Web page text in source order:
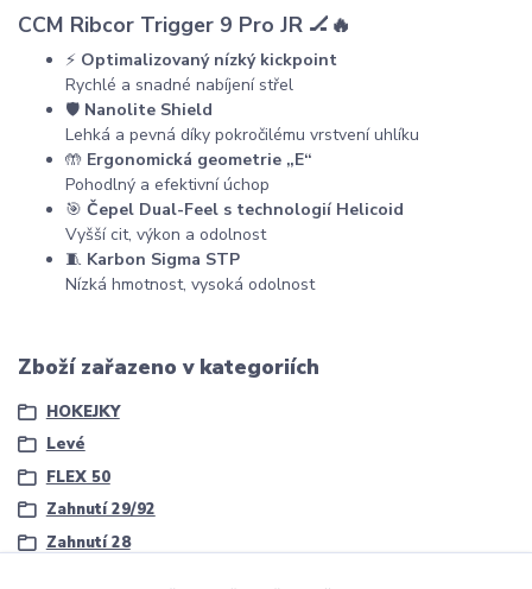
CCM Ribcor Trigger 9 Pro JR 🏒🔥
⚡ Optimalizovaný nízký kickpoint
Rychlé a snadné nabíjení střel
🛡️ Nanolite Shield
Lehká a pevná díky pokročilému vrstvení uhlíku
🤲 Ergonomická geometrie „E“
Pohodlný a efektivní úchop
🎯 Čepel Dual-Feel s technologií Helicoid
Vyšší cit, výkon a odolnost
🧵 Karbon Sigma STP
Nízká hmotnost, vysoká odolnost
Zboží zařazeno v kategoriích
HOKEJKY
Levé
FLEX 50
Zahnutí 29/92
Zahnutí 28